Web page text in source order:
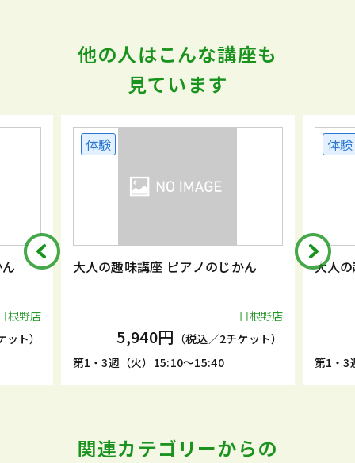
他の人はこんな講座も
見ています
根野店
ト）
体験
大人の趣味講座 ピアノのじかん
日根野店
5,940円 （税込／2チケット）
第1・3週（火）15:10～15:40
体験
大人
第1・3
関連カテゴリーからの